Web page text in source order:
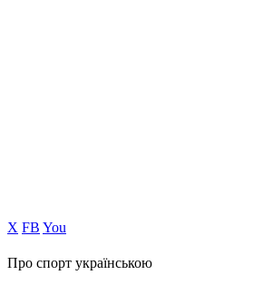
Х FB You
Про спорт українською